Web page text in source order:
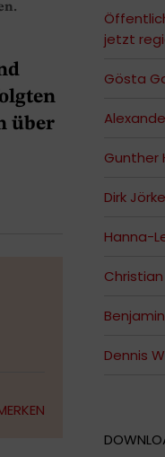
über
jetzt
Gösta
Gunther
Dirk Jörke
Hanna-
Dennis